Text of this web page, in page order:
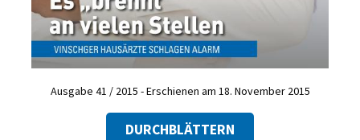
Ausgabe 41 / 2015 - Erschienen am 18. November 2015
DURCHBLÄTTERN